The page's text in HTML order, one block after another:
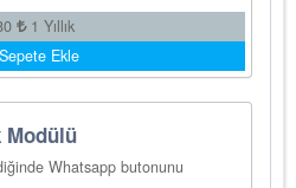
1 Yıllık
Sepete Ekle
Modülü
Whatsapp butonunu